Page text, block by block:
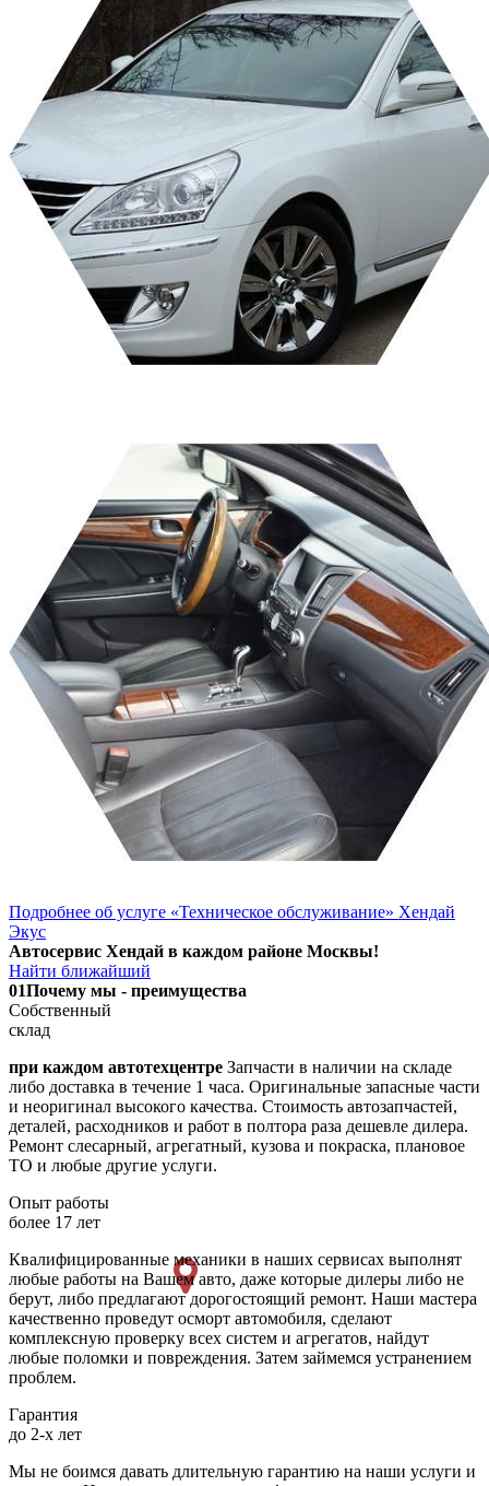
Подробнее об услуге «Техническое обслуживание» Хендай
Экус
Автосервис Хендай в каждом районе Москвы!
Найти ближайший
01Почему мы - преимущества
Собственный
склад
при каждом автотехцентре Запчасти в наличии на складе
либо доставка в течение 1 часа. Оригинальные запасные части
и неоригинал высокого качества. Стоимость автозапчастей,
деталей, расходников и работ в полтора раза дешевле дилера.
Ремонт слесарный, агрегатный, кузова и покраска, плановое
ТО и любые другие услуги.
Опыт работы
более 17 лет
Квалифицированные механики в наших сервисах выполнят
любые работы на Вашем авто, даже которые дилеры либо не
берут, либо предлагают дорогостоящий ремонт. Наши мастера
качественно проведут осморт автомобиля, сделают
комплексную проверку всех систем и агрегатов, найдут
любые поломки и повреждения. Затем займемся устранением
проблем.
Гарантия
до 2-х лет
Мы не боимся давать длительную гарантию на наши услуги и